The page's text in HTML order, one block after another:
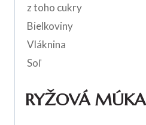
z toho cukry
Bielkoviny
Vláknina
Soľ
RYŽOVÁ MÚKA